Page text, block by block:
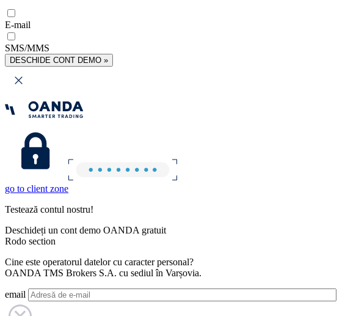
E-mail
SMS/MMS
DESCHIDE CONT DEMO »
go to client zone
Testează contul nostru!
Deschideți un cont demo OANDA gratuit
Rodo section
Cine este operatorul datelor cu caracter personal?
OANDA TMS Brokers S.A. cu sediul în Varșovia.
email